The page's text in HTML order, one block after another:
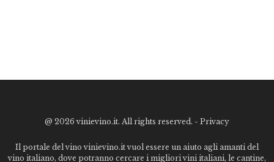
@ 2026 vinievino.it. All rights reserved. - Privacy
Il portale del vino vinievino.it vuol essere un aiuto agli amanti del
vino italiano, dove potranno cercare i migliori vini italiani, le cantine,